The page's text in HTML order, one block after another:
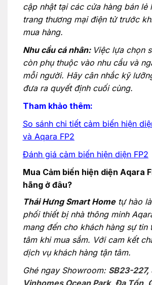
cập nhật tại các cửa hàng bán lẻ
trang thương mại điện tử trước
mua hàng.
Nhu cầu cá nhân: Việc lựa chọn
còn phụ thuộc vào nhu cầu và
mỗi người. Hãy cân nhắc kỹ
đưa ra quyết định cuối cùng.
Tham khảo thêm:
So sánh chi tiết cảm biến hiện
và Aqara FP2
Đánh giá cảm biến hiện diện FP2
Mua Cảm biến hiện diện Aqara
hãng ở đâu?
Thái Hưng Smart Hometự hào
phối thiết bị nhà thông minh
mang đến cho khách hàng sự tin
tâm khi mua sắm. Với cam kết
dịch vụ khách hàng tận tâm.
Ghé ngay Showroom: SB23-227,